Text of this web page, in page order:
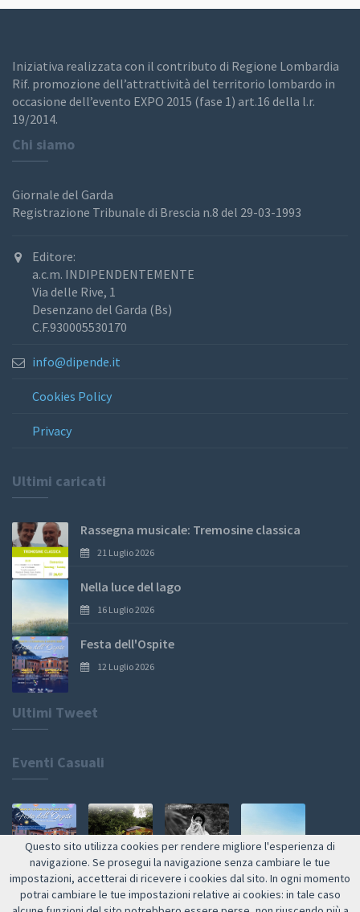
Iniziativa realizzata con il contributo di Regione Lombardia
Rif. promozione dell’attrattività del territorio lombardo in
occasione dell’evento EXPO 2015 (fase 1) art.16 della l.r.
19/2014.
Chi siamo
Giornale del Garda
Registrazione Tribunale di Brescia n.8 del 29-03-1993
Editore:
a.c.m. INDIPENDENTEMENTE
Via delle Rive, 1
Desenzano del Garda (Bs)
C.F.930005530170
info@dipende.it
Cookies Policy
Privacy
Ultimi caricati
Rassegna musicale: Tremosine classica
21 Luglio 2026
Nella luce del lago
16 Luglio 2026
Festa dell'Ospite
12 Luglio 2026
Ultimi Tweet
Eventi Casuali
Web by NETMOOLE
Questo sito utilizza cookies per rendere migliore l'esperienza di
navigazione. Se prosegui la navigazione senza cambiare le tue
impostazioni, accetterai di ricevere i cookies dal sito. In ogni momento
potrai cambiare le tue impostazioni relative ai cookies: in tale caso